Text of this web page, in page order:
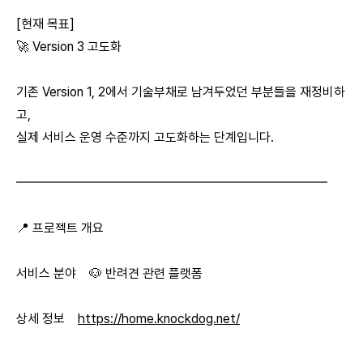
[현재 목표]
🚀 Version 3 고도화
기존 Version 1, 2에서 기술부채로 남겨두었던 부분들을 재정비하
고,
실제 서비스 운영 수준까지 고도화하는 단계입니다.
━━━━━━━━━━━━━━━━━━━━━━━━
📍 프로젝트 개요
서비스 분야 🐶 반려견 관련 플랫폼
상세 정보 https://home.knockdog.net/